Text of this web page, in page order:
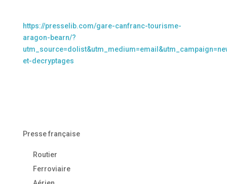
https://presselib.com/gare-canfranc-tourisme-
aragon-bearn/?
et-decryptages
Presse française
Routier
Ferroviaire